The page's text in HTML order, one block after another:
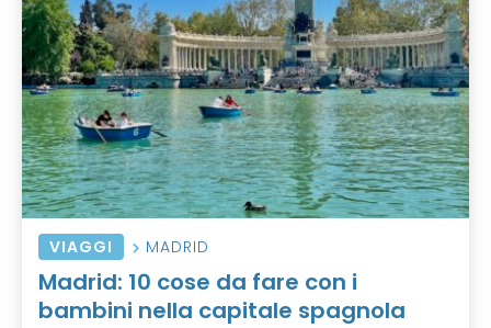
VIAGGI MADRID
Madrid: 10 cose da fare con i
bambini nella capitale spagnola